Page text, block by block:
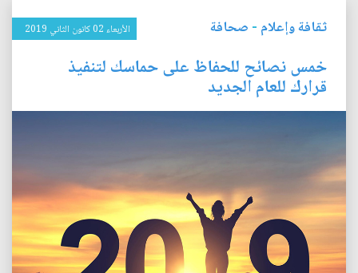
ثقافة وإعلام - صحافة الأربعاء 02 كانون الثاني 2019
خمس نصائح للحفاظ على حماسك لتنفيذ
قرارك للعام الجديد